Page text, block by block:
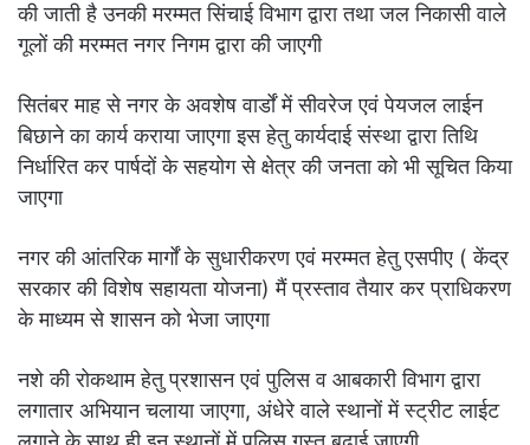
की जाती है उनकी मरम्मत सिंचाई विभाग द्वारा तथा जल निकासी वाले
गूलों की मरम्मत नगर निगम द्वारा की जाएगी
सितंबर माह से नगर के अवशेष वार्डों में सीवरेज एवं पेयजल लाईन
बिछाने का कार्य कराया जाएगा इस हेतु कार्यदाई संस्था द्वारा तिथि
निर्धारित कर पार्षदों के सहयोग से क्षेत्र की जनता को भी सूचित किया
जाएगा
नगर की आंतरिक मार्गों के सुधारीकरण एवं मरम्मत हेतु एसपीए ( केंद्र
सरकार की विशेष सहायता योजना) मैं प्रस्ताव तैयार कर प्राधिकरण
के माध्यम से शासन को भेजा जाएगा
नशे की रोकथाम हेतु प्रशासन एवं पुलिस व आबकारी विभाग द्वारा
लगातार अभियान चलाया जाएगा, अंधेरे वाले स्थानों में स्ट्रीट लाईट